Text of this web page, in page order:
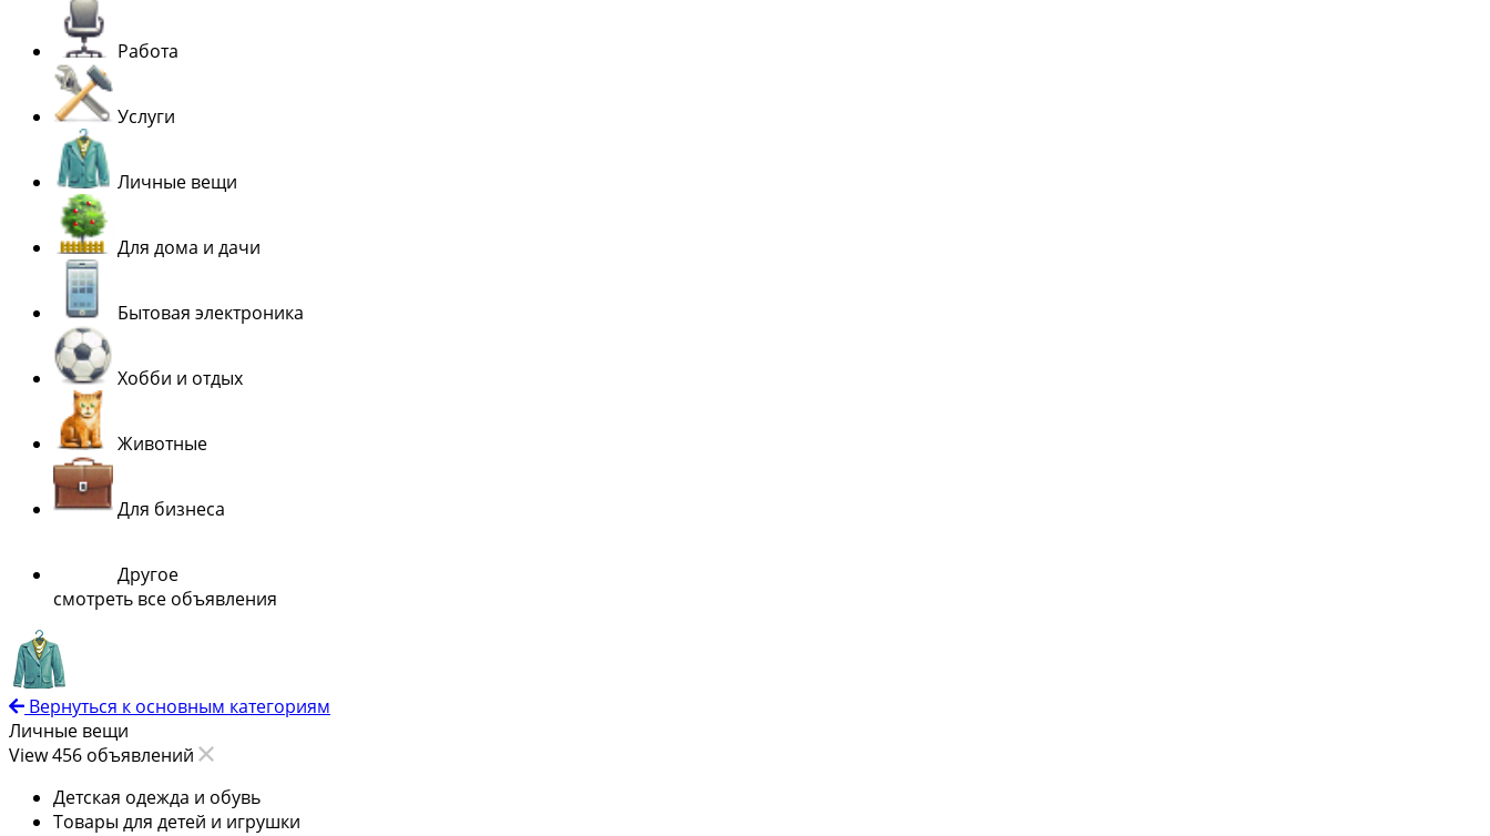
Работа
Услуги
Личные вещи
Для дома и дачи
Бытовая электроника
Хобби и отдых
Животные
Для бизнеса
Другое
смотреть все объявления
Вернуться к основным категориям
Личные вещи
View 456 объявлений
Детская одежда и обувь
Товары для детей и игрушки